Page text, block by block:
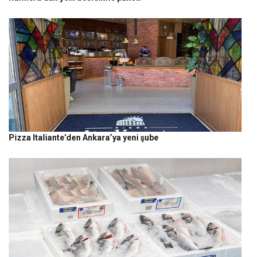
Pizza Italiante’den Ankara’ya yeni şube